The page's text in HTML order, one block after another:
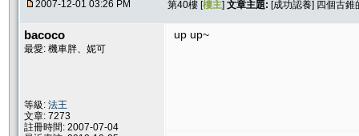
2007-12-01 03:26 PM 第40樓 [樓主] 文章主題: [成功認養] 四個古
bacoco
最愛: 機車胖、妮可
等級: 法王
文章: 7273
註冊時間: 2007-07-04
up up~